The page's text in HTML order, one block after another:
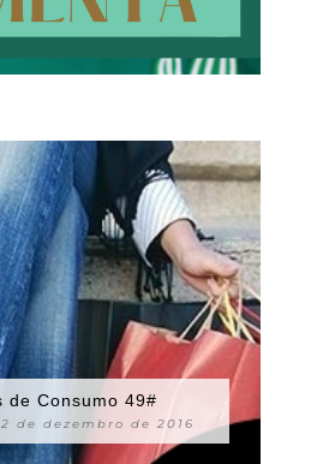
de Consumo 49#
de dezembro de 2016